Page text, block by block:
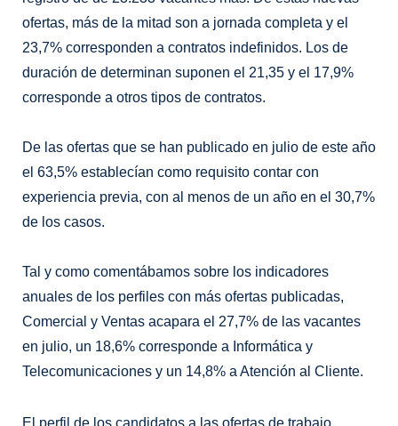
ofertas, más de la mitad son a jornada completa y el
23,7% corresponden a contratos indefinidos. Los de
duración de determinan suponen el 21,35 y el 17,9%
corresponde a otros tipos de contratos.
De las ofertas que se han publicado en julio de este año
el 63,5% establecían como requisito contar con
experiencia previa, con al menos de un año en el 30,7%
de los casos.
Tal y como comentábamos sobre los indicadores
anuales de los perfiles con más ofertas publicadas,
Comercial y Ventas acapara el 27,7% de las vacantes
en julio, un 18,6% corresponde a Informática y
Telecomunicaciones y un 14,8% a Atención al Cliente.
El perfil de los candidatos a las ofertas de trabajo